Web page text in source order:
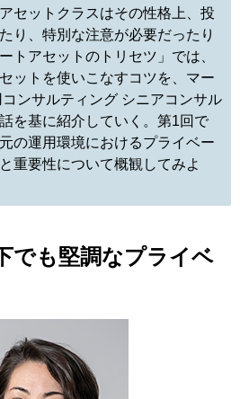
セットクラスはその性格上、投
り、特別な注意が必要だったり
トアセットのトリセツ」では、
ットを使いこなすコツを、マー
ンサルティング シニアコンサル
を基に紹介していく。第1回で
の運用環境におけるプライベー
重要性について概観してみよ
でも堅調なプライベ